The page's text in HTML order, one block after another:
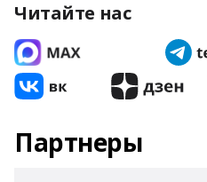
Читайте нас
Партнеры